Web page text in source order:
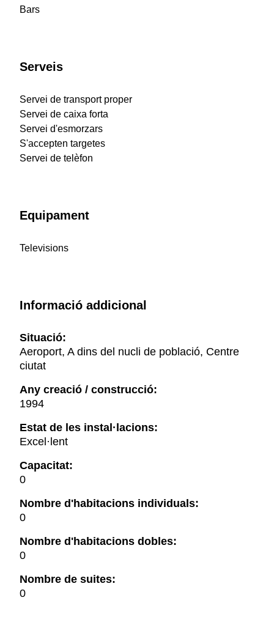
Bars
Serveis
Servei de transport proper
Servei de caixa forta
Servei d'esmorzars
S'accepten targetes
Servei de telèfon
Equipament
Televisions
Informació addicional
Situació:
Aeroport, A dins del nucli de població, Centre
ciutat
Any creació / construcció:
1994
Estat de les instal·lacions:
Excel·lent
Capacitat:
0
Nombre d'habitacions individuals:
0
Nombre d'habitacions dobles:
0
Nombre de suites:
0